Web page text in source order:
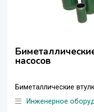
насосов
Биметаллические
Инженерное